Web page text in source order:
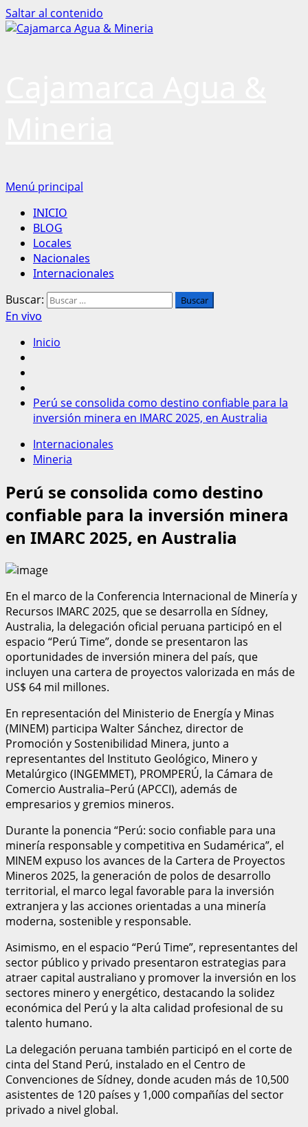
Saltar al contenido
Menú principal
INICIO
BLOG
Locales
Nacionales
Internacionales
Buscar:
En vivo
Inicio
Perú se consolida como destino confiable para la
inversión minera en IMARC 2025, en Australia
Internacionales
Mineria
Perú se consolida como destino
confiable para la inversión minera
en IMARC 2025, en Australia
En el marco de la Conferencia Internacional de Minería y
Recursos IMARC 2025, que se desarrolla en Sídney,
Australia, la delegación oficial peruana participó en el
espacio “Perú Time”, donde se presentaron las
oportunidades de inversión minera del país, que
incluyen una cartera de proyectos valorizada en más de
US$ 64 mil millones.
En representación del Ministerio de Energía y Minas
(MINEM) participa Walter Sánchez, director de
Promoción y Sostenibilidad Minera, junto a
representantes del Instituto Geológico, Minero y
Metalúrgico (INGEMMET), PROMPERÚ, la Cámara de
Comercio Australia–Perú (APCCI), además de
empresarios y gremios mineros.
Durante la ponencia “Perú: socio confiable para una
minería responsable y competitiva en Sudamérica”, el
MINEM expuso los avances de la Cartera de Proyectos
Mineros 2025, la generación de polos de desarrollo
territorial, el marco legal favorable para la inversión
extranjera y las acciones orientadas a una minería
moderna, sostenible y responsable.
Asimismo, en el espacio “Perú Time”, representantes del
sector público y privado presentaron estrategias para
atraer capital australiano y promover la inversión en los
sectores minero y energético, destacando la solidez
económica del Perú y la alta calidad profesional de su
talento humano.
La delegación peruana también participó en el corte de
cinta del Stand Perú, instalado en el Centro de
Convenciones de Sídney, donde acuden más de 10,500
asistentes de 120 países y 1,000 compañías del sector
privado a nivel global.